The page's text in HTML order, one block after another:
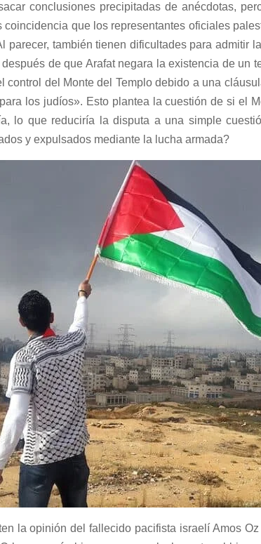
conclusiones precipitadas de anécdotas,
coincidencia que los representantes oficiales
parecer, también tienen dificultades para admitir
de que Arafat negara la existencia de un
control del Monte del Templo debido a una
los judíos». Esto plantea la cuestión de si el
lo que reduciría la disputa a una simple
y expulsados ​​mediante la lucha armada?
la opinión del fallecido pacifista israelí Amos